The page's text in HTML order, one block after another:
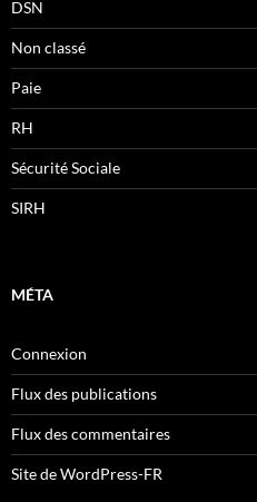
DSN
Non classé
Paie
RH
Sécurité Sociale
SIRH
MÉTA
Connexion
Flux des publications
Flux des commentaires
Site de WordPress-FR